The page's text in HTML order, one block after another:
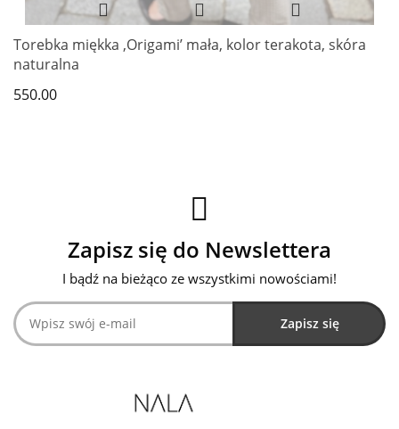
Torebka miękka ‚Origami’ mała, kolor terakota, skóra
naturalna
550.00
Zapisz się do Newslettera
I bądź na bieżąco ze wszystkimi nowościami!